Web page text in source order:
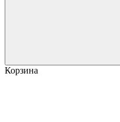
Корзина